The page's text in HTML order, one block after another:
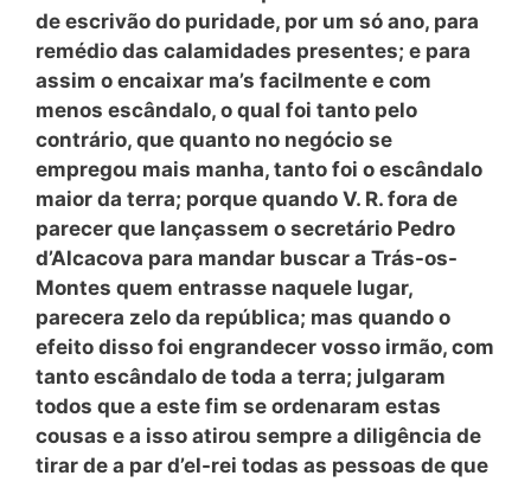
de escrivão do puridade, por um só ano, para
remédio das calamidades presentes; e para
assim o encaixar ma’s facilmente e com
menos escândalo, o qual foi tanto pelo
contrário, que quanto no negócio se
empregou mais manha, tanto foi o escândalo
maior da terra; porque quando V. R. fora de
parecer que lançassem o secretário Pedro
d’Alcacova para mandar buscar a Trás-os-
Montes quem entrasse naquele lugar,
parecera zelo da república; mas quando o
efeito disso foi engrandecer vosso irmão, com
tanto escândalo de toda a terra; julgaram
todos que a este fim se ordenaram estas
cousas e a isso atirou sempre a diligência de
tirar de a par d’el-rei todas as pessoas de que